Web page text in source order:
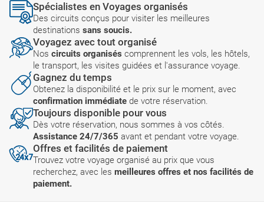
Spécialistes en Voyages organisés
Des circuits conçus pour visiter les meilleures
destinations sans soucis.
Voyagez avec tout organisé
Nos circuits organisés comprennent les vols, les hôtels,
le transport, les visites guidées et l'assurance voyage.
Gagnez du temps
Obtenez la disponibilité et le prix sur le moment, avec
confirmation immédiate de votre réservation.
Toujours disponible pour vous
Dès votre réservation, nous sommes à vos côtés.
Assistance 24/7/365 avant et pendant votre voyage.
Offres et facilités de paiement
Trouvez votre voyage organisé au prix que vous
recherchez, avec les meilleures offres et nos facilités de
paiement.